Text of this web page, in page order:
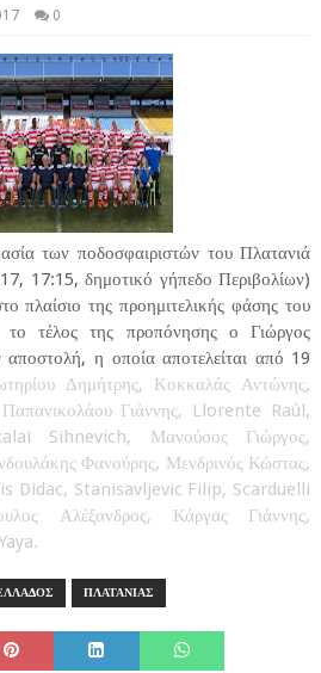
0
των ποδοσφαιριστών του Πλατανιά
17:15, δημοτικό γήπεδο Περιβολίων)
πλαίσιο της προημιτελικής φάσης του
τέλος της προπόνησης ο Γιώργος
η οποία αποτελείται από 19
Δημήτρης, Κοκκαλάς Αντώνης,
Γιάννης, Llorente Raúl,
Sihnevich, Μανούσος Γιώργος,
Φανούρης, Μενδρινός Κώστας,
Didac, Stanisavljevic Filip, Scarduelli
Αλέξανδρος, Κάργας Γιάννης,
ΠΛΑΤΑΝΙΑΣ